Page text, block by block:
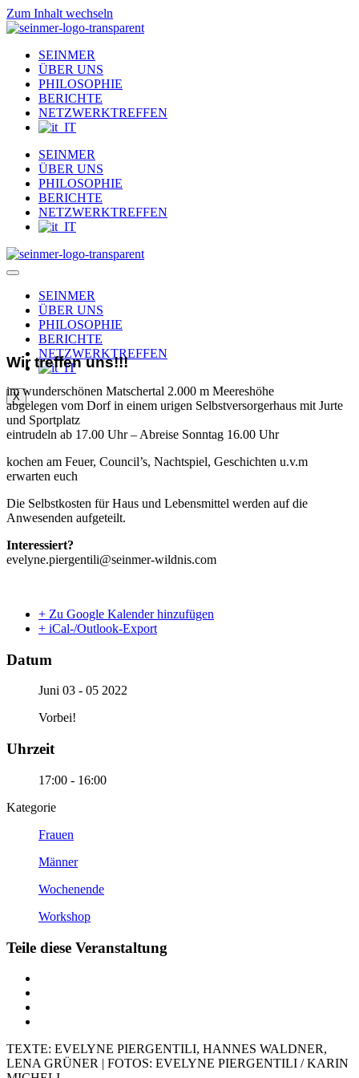
Zum Inhalt wechseln
SEINMER
ÜBER UNS
PHILOSOPHIE
BERICHTE
NETZWERKTREFFEN
SEINMER
ÜBER UNS
PHILOSOPHIE
BERICHTE
NETZWERKTREFFEN
SEINMER
ÜBER UNS
PHILOSOPHIE
BERICHTE
NETZWERKTREFFEN
X
Wir treffen uns!!!
im wunderschönen Matschertal 2.000 m Meereshöhe
abgelegen vom Dorf in einem urigen Selbstversorgerhaus mit Jurte
und Sportplatz
eintrudeln ab 17.00 Uhr – Abreise Sonntag 16.00 Uhr
kochen am Feuer, Council’s, Nachtspiel, Geschichten u.v.m
erwarten euch
Die Selbstkosten für Haus und Lebensmittel werden auf die
Anwesenden aufgeteilt.
Interessiert?
evelyne.piergentili@seinmer-wildnis.com
+ Zu Google Kalender hinzufügen
+ iCal-/Outlook-Export
Datum
Juni 03 - 05 2022
Vorbei!
Uhrzeit
17:00 - 16:00
Kategorie
Frauen
Männer
Wochenende
Workshop
Teile diese Veranstaltung
TEXTE: EVELYNE PIERGENTILI, HANNES WALDNER,
LENA GRÜNER | FOTOS: EVELYNE PIERGENTILI / KARIN